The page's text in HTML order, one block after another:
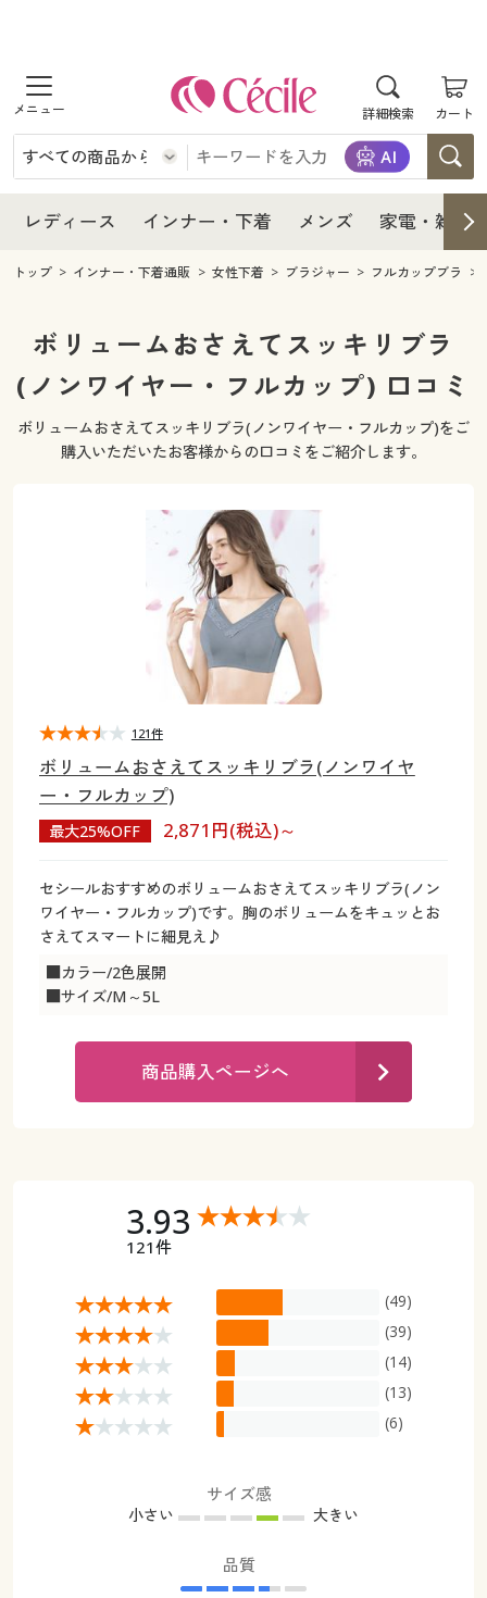
詳細検索 カート
商品を探す
レディース
レディースファッション
女性下着
インナー・下着
インナー・下着通販すべて
女性下着
メンズ下着
ジュニア・ティーンズ下着
メンズ
メンズ通販すべて
メンズファッション
メンズ下着
家電・雑貨
家電・雑貨すべて
キッチン・雑貨・日用品
寝具・インテリア・家具
寝具・インテリア・家具通販すべて
カーテン・ラグ・ファブリック
美容・健康
美容・健康通販すべて
美容・健康・サプリメント
ジュニア・ティーンズ下着
大きいサイズ通販すべて
大きいサイズ レディース服
大きいサイズ レディース下着
大きいサイズ メンズ
大きいサイズ 事務・制服
カタログ
デジタルカタログ
カタログ無料プレゼント
ご利用ガイド
よくある質問とお問い合わせ
レディース インナー・下着 メンズ 家電・雑貨
レディース
レディース通販すべて
レディースファッション
インナー・下着
インナー・下着通販すべて
ジュニア・ティーンズ下着
メンズ
メンズ下着
家電
キッチン・雑貨・日用品
寝具・インテリア・家具通販すべて
家具・収納
カーテン・ラグ・ファブリック
美容・健康
美容・健康通販すべて
制服・スクール
ジュニア・ティーンズ下着
大きいサイズ通販すべて
大きいサイズ レディース服
大きいサイズ レディース下着
大きいサイズ メンズ
大きいサイズ 事務・制服
カタログ
カタログ・チラシからのご注文
デジタルカタログ
カタログ無料プレゼント
会員メニュー
ご利用ガイド
よくある質問とお問い合わせ
トップ インナー・下着通販 女性下着 ブラジャー フルカップブラ
ボリュームおさえてスッキリブラ
(ノンワイヤー・フルカップ) 口コミ
ボリュームおさえてスッキリブラ(ノンワイヤー・フルカップ)をご
購入いただいたお客様からの口コミをご紹介します。
ボリュームおさえてスッキリブラ(ノンワイヤ
ー・フルカップ)
最大25%OFF 2,871円(税込)～
セシールおすすめのボリュームおさえてスッキリブラ(ノン
ワイヤー・フルカップ)です。胸のボリュームをキュッとお
さえてスマートに細見え♪
■カラー/2色展開
■サイズ/M～5L
121件
商品購入ページへ
3.93
121件
(49)
(39)
(14)
(13)
(6)
サイズ感
小さい 大きい
品質